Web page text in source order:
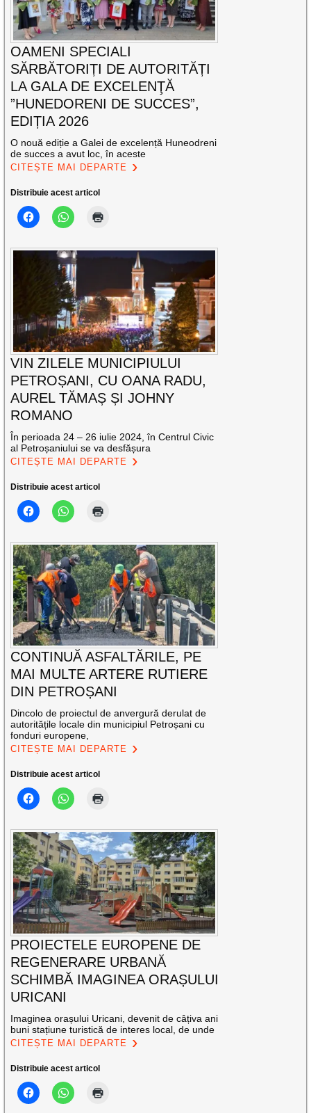
OAMENI SPECIALI
SĂRBĂTORIȚI DE AUTORITĂȚI
LA GALA DE EXCELENŢĂ
”HUNEDORENI DE SUCCES”,
EDIȚIA 2026
O nouă ediție a Galei de excelență Huneodreni
de succes a avut loc, în aceste
CITEȘTE MAI DEPARTE
Distribuie acest articol
VIN ZILELE MUNICIPIULUI
PETROȘANI, CU OANA RADU,
AUREL TĂMAȘ ȘI JOHNY
ROMANO
În perioada 24 – 26 iulie 2024, în Centrul Civic
al Petroșaniului se va desfășura
CITEȘTE MAI DEPARTE
Distribuie acest articol
CONTINUĂ ASFALTĂRILE, PE
MAI MULTE ARTERE RUTIERE
DIN PETROȘANI
Dincolo de proiectul de anvergură derulat de
autoritățile locale din municipiul Petroșani cu
fonduri europene,
CITEȘTE MAI DEPARTE
Distribuie acest articol
PROIECTELE EUROPENE DE
REGENERARE URBANĂ
SCHIMBĂ IMAGINEA ORAȘULUI
URICANI
Imaginea orașului Uricani, devenit de câțiva ani
buni stațiune turistică de interes local, de unde
CITEȘTE MAI DEPARTE
Distribuie acest articol